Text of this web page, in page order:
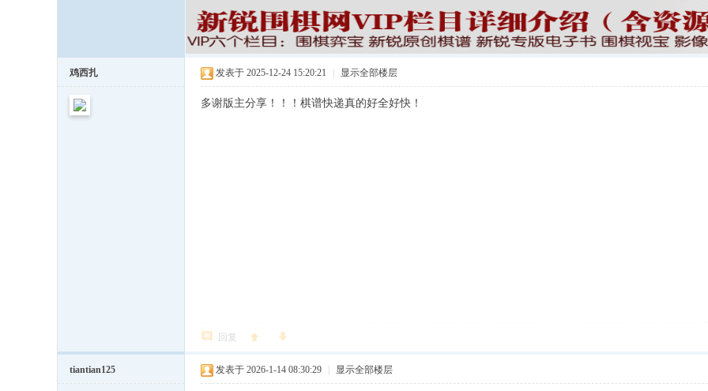
鸡西扎 发表于 2025-12-24 15:20:21 显示全部楼层
多谢版主分享！！！棋谱快递真的好全好快！
回复
tiantian125 发表于 2026-1-14 08:30:29 显示全部楼层